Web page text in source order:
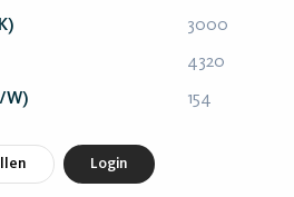
3000
4320
W) 154
Login